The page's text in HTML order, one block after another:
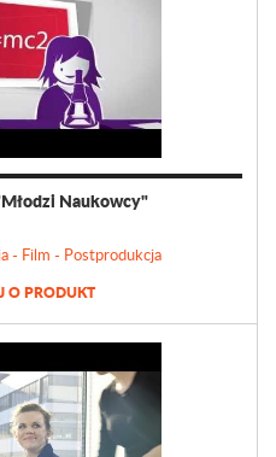
Naukowcy"
- Film - Postprodukcja
O PRODUKT